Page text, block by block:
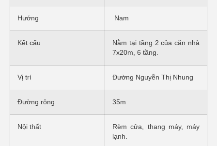
Hướng Nam
Kết cấu
Nằm tại tầng 2 của căn nhà
7x20m, 6 tầng.
Vị trí Đường Nguyễn Thị Nhung
Đường rộng 35m
Nội thất
Rèm cửa, thang máy, máy
lạnh.